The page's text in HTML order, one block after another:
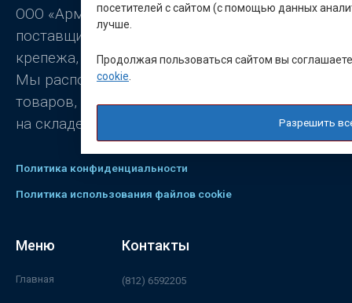
ООО «Арматон» является оптовым
поставщиком заклёпок, промышленного
крепежа, станочной оснастки.
Мы располагаем широким ассортиментом
товаров, постоянно присутствующих
на складе.
Политика конфиденциальности
Политика использования файлов cookie
Меню
Главная
Контакты
(812) 6592205
посетителей с сайтом (с помощью данных
лучше.
Продолжая пользоваться сайтом вы
cookie
Разрешить